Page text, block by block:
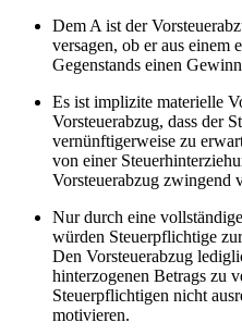
Dem A ist der
versagen, ob er aus einem
Gegenstands einen
Es ist implizite materielle
Vorsteuerabzug, dass der
vernünftigerweise zu
von einer
Vorsteuerabzug zwingend
Nur durch eine
würden Steuerpflichtige
Den Vorsteuerabzug
hinterzogenen Betrags zu
Steuerpflichtigen nicht
motivieren.